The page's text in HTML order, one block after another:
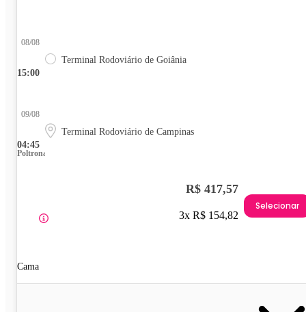
15:00
08/08
Terminal Rodoviário de Goiânia
04:45
09/08
Terminal Rodoviário de Campinas
Poltrona
Cama
R$ 417,57
3x R$ 154,82
Selecionar